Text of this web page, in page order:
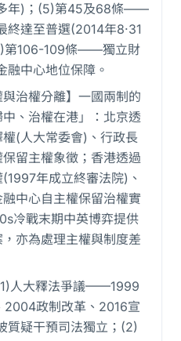
年)；(5)第45及68條——
終達至普選(2014年8·31
第106-109條——獨立財
融中心地位保障。
與治權分離】一國兩制的
、治權在港」：北京透
(人大常委會)、行政長
留主權象徵；香港透過
年成立終審法院)、
中心自主權保留治權實
冷戰末期中英博弈提供
，亦為處理主權與制度差
人大釋法爭議——1999
2004政制改革、2016宣
質疑干預司法獨立；(2)